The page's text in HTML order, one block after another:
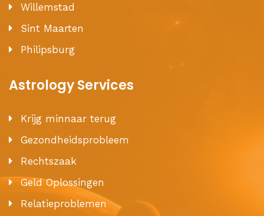
Willemstad
Sint Maarten
Philipsburg
Astrology Services
Krijg minnaar terug
Gezondheidsprobleem
Rechtszaak
Geld Oplossingen
Relatieproblemen